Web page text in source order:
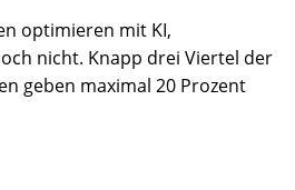
optimieren mit KI,
nicht. Knapp drei Viertel der
geben maximal 20 Prozent